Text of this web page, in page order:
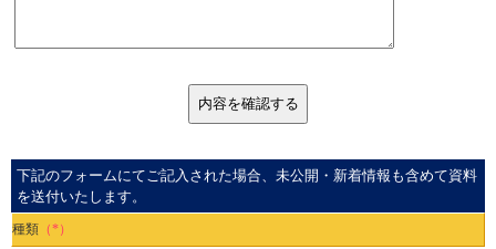
下記のフォームにてご記入された場合、未公開・新着情報も含めて資料
を送付いたします。
種類 （*）